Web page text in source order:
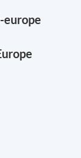
europe